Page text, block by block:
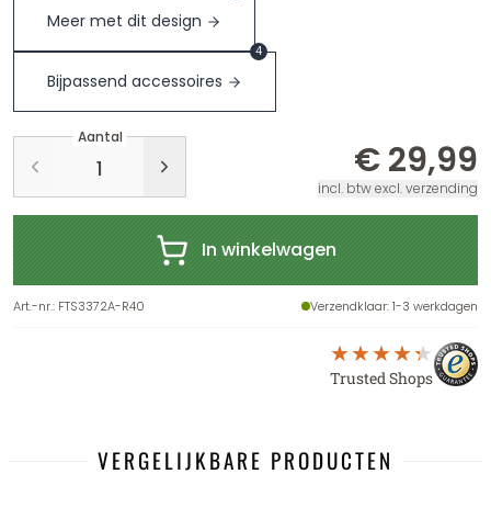
Meer met dit design
Bijpassend accessoires
4
Aantal
€ 29,99
incl. btw excl. verzending
In winkelwagen
Art.-nr.: FTS3372A-R40 Verzendklaar: 1-3 werkdagen
Trusted Shops
VERGELIJKBARE PRODUCTEN